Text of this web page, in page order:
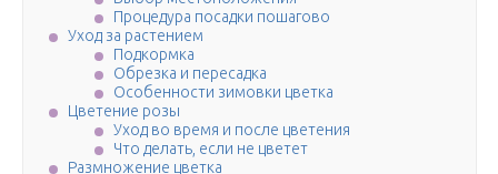
Процедура посадки пошагово
Уход за растением
Подкормка
Обрезка и пересадка
Особенности зимовки цветка
Цветение розы
Уход во время и после цветения
Что делать, если не цветет
Размножение цветка